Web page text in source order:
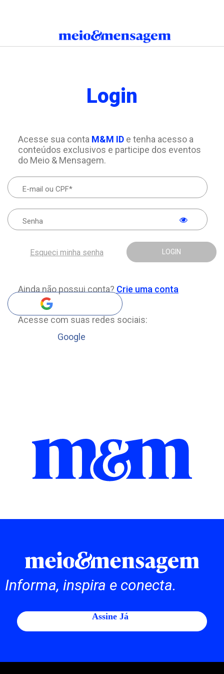
Login
Acesse sua conta M&M IDe tenha acesso a
conteúdos exclusivos e participe dos eventos
do Meio & Mensagem.
LOGIN
Esqueci minha senha
Ainda não possui conta? Crie uma conta
Acesse com suas redes sociais:
Google
Informa, inspira e conecta.
Assine Já